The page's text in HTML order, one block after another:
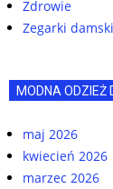
Zdrowie
Zegarki
MODNA ODZIEŻ
maj 2026
kwiecień 2026
marzec 2026